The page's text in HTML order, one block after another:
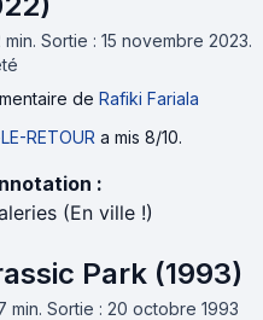
min. Sortie : 15 novembre 2023.
de Rafiki Fariala
RETOUR a mis 8/10.
:
(En ville !)
Park (1993)
min. Sortie : 20 octobre 1993